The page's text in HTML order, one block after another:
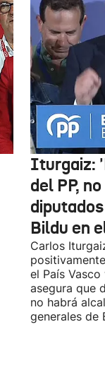
Iturgaiz:
del PP,
diputados
Bildu en
Carlos
el País
asegura que
no habrá
generales de